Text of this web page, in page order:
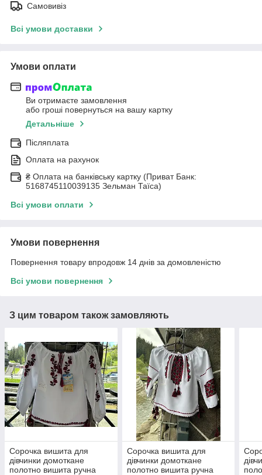
Самовивіз
Всі умови доставки
Умови оплати
Ви отримаєте замовлення
або гроші повернуться на вашу картку
Детальніше
Післяплата
Оплата на рахунок
₴ Оплата на банківську картку (Приват Банк:
5168745110039135 Зельман Таїса)
Всі умови оплати
Умови повернення
Повернення товару впродовж 14 днів за домовленістю
Всі умови повернення
З цим товаром також замовляють
Сорочка вишита для
дівчинки домоткане
полотно вишита ручна
Сорочка вишита для
дівчинки домоткане
полотно вишита ручна